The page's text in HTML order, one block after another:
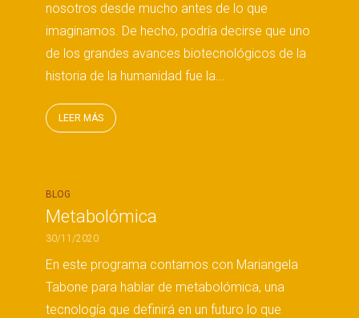
nosotros desde mucho antes de lo que
imaginamos. De hecho, podría decirse que uno
de los grandes avances biotecnológicos de la
historia de la humanidad fue la...
LEER MÁS
BLOG
Metabolómica
30/11/2020
En este programa contamos con Mariangela
Tabone para hablar de metabolómica, una
tecnología que definirá en un futuro lo que